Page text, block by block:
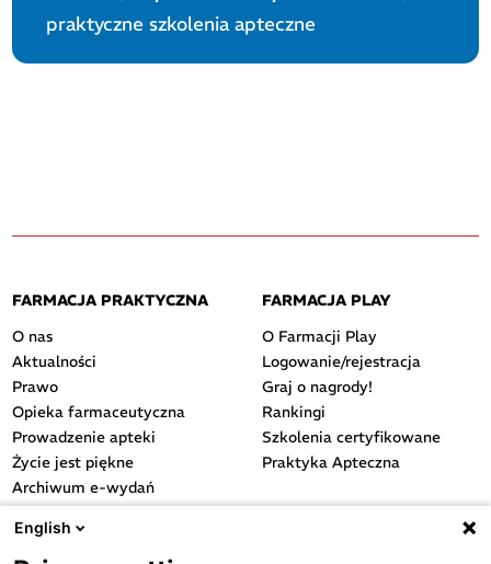
praktyczne szkolenia apteczne
FARMACJA PRAKTYCZNA
O nas
Aktualności
Prawo
Opieka farmaceutyczna
Prowadzenie apteki
Życie jest piękne
Archiwum e-wydań
Przydatne linki
FARMACJA PLAY
O Farmacji Play
Logowanie/rejestracja
Graj o nagrody!
Rankingi
Szkolenia certyfikowane
Praktyka Apteczna
OGÓLNE
English